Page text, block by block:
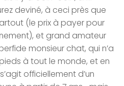
deviné, à ceci près que
(le prix à payer pour
et grand amateur
monsieur chat, qui n’a
à tout le monde, et en
officiellement d’un